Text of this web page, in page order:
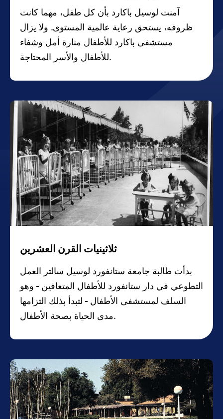
آمنت لوسيل باكارد بأن كل طفل، مهما كانت
ظروفه، يستحق رعاية عالمية المستوى. ولا يزال
مستشفى باكارد للأطفال منارة أمل وشفاء
للأطفال والأسر المحتاجة.
ثلاثينيات القرن العشرين
بدأت طالبة جامعة ستانفورد لوسيل سالتر العمل
التطوعي في دار ستانفورد للأطفال المتعافين - وهو
السلف لمستشفى الأطفال - لتبدأ بذلك التزامها
مدى الحياة بصحة الأطفال.